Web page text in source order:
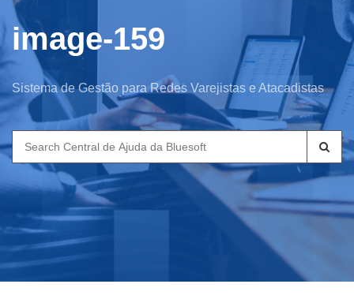
image-159
Sistema de Gestão para Redes Varejistas e Atacadistas
Search
for: